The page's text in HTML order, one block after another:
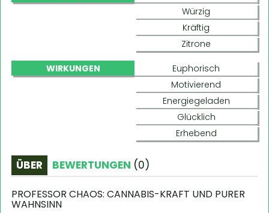
Würzig
Kräftig
Zitrone
WIRKUNGEN
Euphorisch
Motivierend
Energiegeladen
Glücklich
Erhebend
ÜBER BEWERTUNGEN (0)
PROFESSOR CHAOS: CANNABIS-KRAFT UND PURER
WAHNSINN